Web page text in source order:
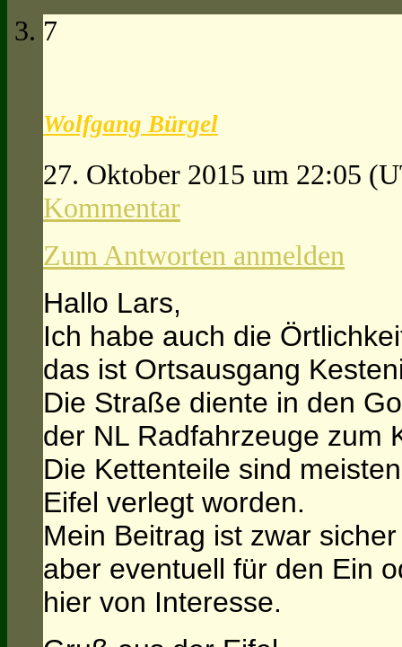
7
Wolfgang Bürgel
27. Oktober 2015 um 22:05
Kommentar
Zum Antworten anmelden
Hallo Lars,
Ich habe auch die
das ist Ortsausgang
Die Straße diente in den
der NL Radfahrzeuge zum
Die Kettenteile sind
Eifel verlegt worden.
Mein Beitrag ist zwar
aber eventuell für den Ein
hier von Interesse.